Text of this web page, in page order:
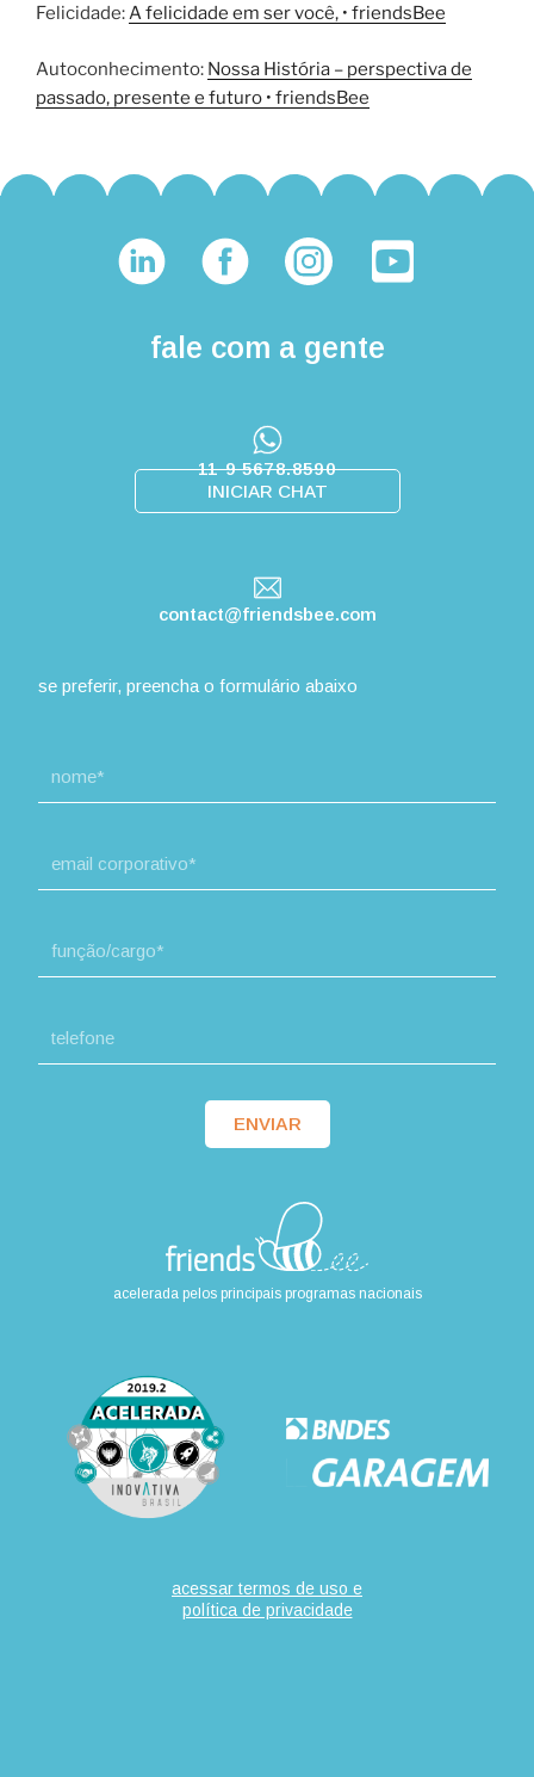
Felicidade:A felicidade em ser você, • friendsBee
Autoconhecimento: Nossa História – perspectiva de
passado, presente e futuro • friendsBee
fale com a gente
11 9 5678.8590
INICIAR CHAT
contact@friendsbee.com
se preferir, preencha o formulário abaixo
ENVIAR
acelerada pelos principais programas nacionais
acessar termos de uso e
política de privacidade